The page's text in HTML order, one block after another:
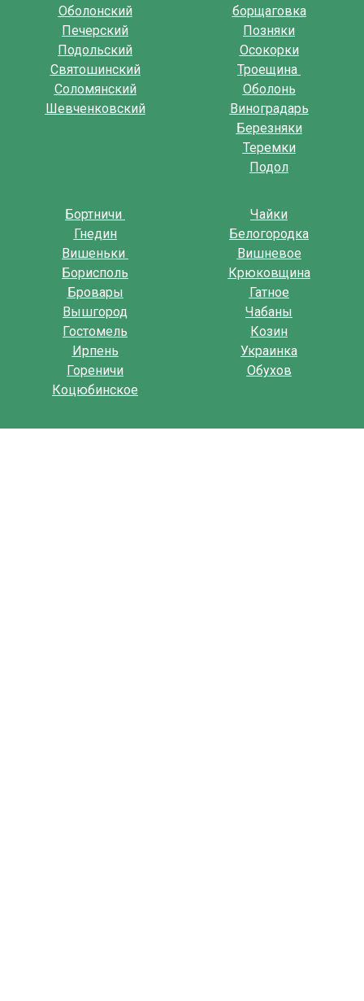
Оболонский
Печерский
Подольский
Святошинский
Соломянский
Шевченковский
борщаговка
Позняки
Осокорки
Троещина
Оболонь
Виноградарь
Березняки
Теремки
Подол
Бортничи
Гнедин
Вишеньки
Борисполь
Бровары
Вышгород
Гостомель
Ирпень
Гореничи
Коцюбинское
Чайки
Белогородка
Вишневое
Крюковщина
Гатное
Чабаны
Козин
Украинка
Обухов